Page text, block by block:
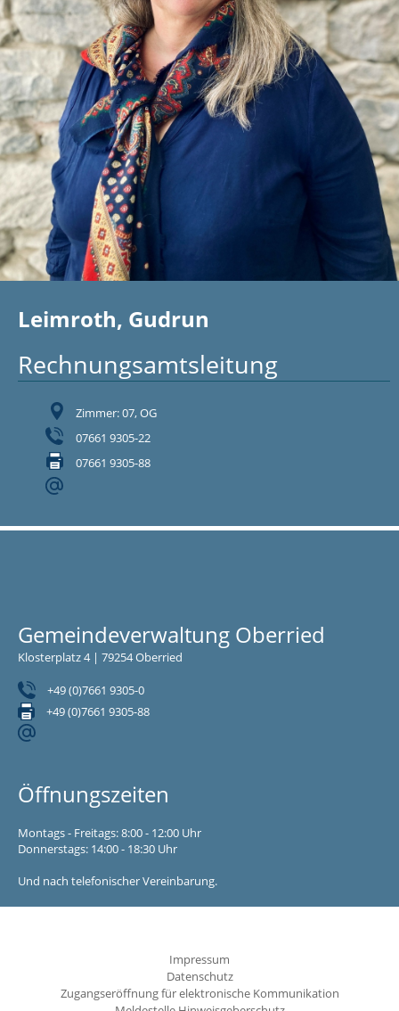
Leimroth, Gudrun
Rechnungsamtsleitung
Zimmer: 07, OG
07661 9305-22
07661 9305-88
Gemeindeverwaltung Oberried
Klosterplatz 4 | 79254 Oberried
+49 (0)7661 9305-0
+49 (0)7661 9305-88
Öffnungszeiten
Montags - Freitags: 8:00 - 12:00 Uhr
Donnerstags: 14:00 - 18:30 Uhr
Und nach telefonischer Vereinbarung.
Impressum
Datenschutz
Zugangseröffnung für elektronische Kommunikation